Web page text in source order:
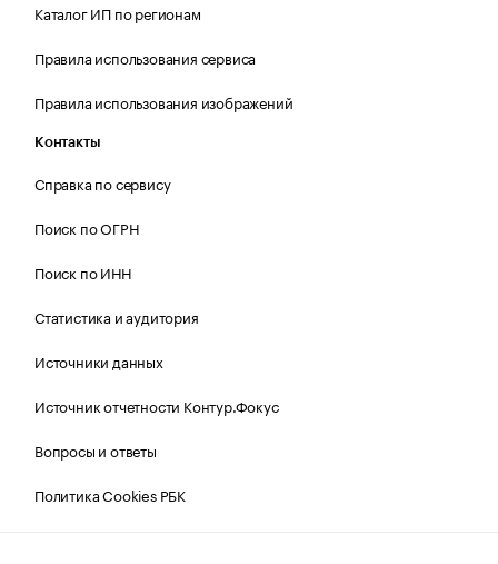
Каталог ИП по регионам
Правила использования сервиса
Правила использования изображений
Контакты
Справка по сервису
Поиск по ОГРН
Поиск по ИНН
Статистика и аудитория
Источники данных
Источник отчетности Контур.Фокус
Вопросы и ответы
Политика Cookies РБК